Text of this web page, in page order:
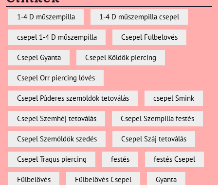
1-4 D műszempilla 1-4 D műszempilla csepel
csepel 1-4 D műszempilla Csepel Fülbelövés
Csepel Gyanta Csepel Köldök piercing
Csepel Orr piercing lövés
Csepel Púderes szemöldök tetoválás csepel Smink
Csepel Szemhéj tetoválás Csepel Szempilla festés
Csepel Szemöldök szedés Csepel Száj tetoválás
Csepel Tragus piercing festés festés Csepel
Fülbelövés Fülbelövés Csepel Gyanta